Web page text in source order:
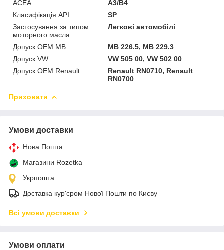
ACEA
A3/B4
Класифікація API
SP
Застосування за типом
моторного масла
Легкові автомобілі
Допуск OEM MB
MB 226.5, MB 229.3
Допуск VW
VW 505 00, VW 502 00
Допуск OEM Renault
Renault RN0710, Renault
RN0700
Приховати
Умови доставки
Нова Пошта
Магазини Rozetka
Укрпошта
Доставка кур'єром Нової Пошти по Києву
Всі умови доставки
Умови оплати